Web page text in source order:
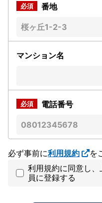
番地
マンション名
電話番号
必ず事前に利用規約
を
利用規約に同意し
員に登録する